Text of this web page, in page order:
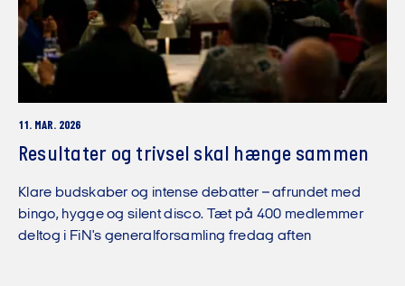
11. MAR. 2026
Resultater og trivsel skal hænge sammen
Klare budskaber og intense debatter – afrundet med
bingo, hygge og silent disco. Tæt på 400 medlemmer
deltog i FiN's generalforsamling fredag aften